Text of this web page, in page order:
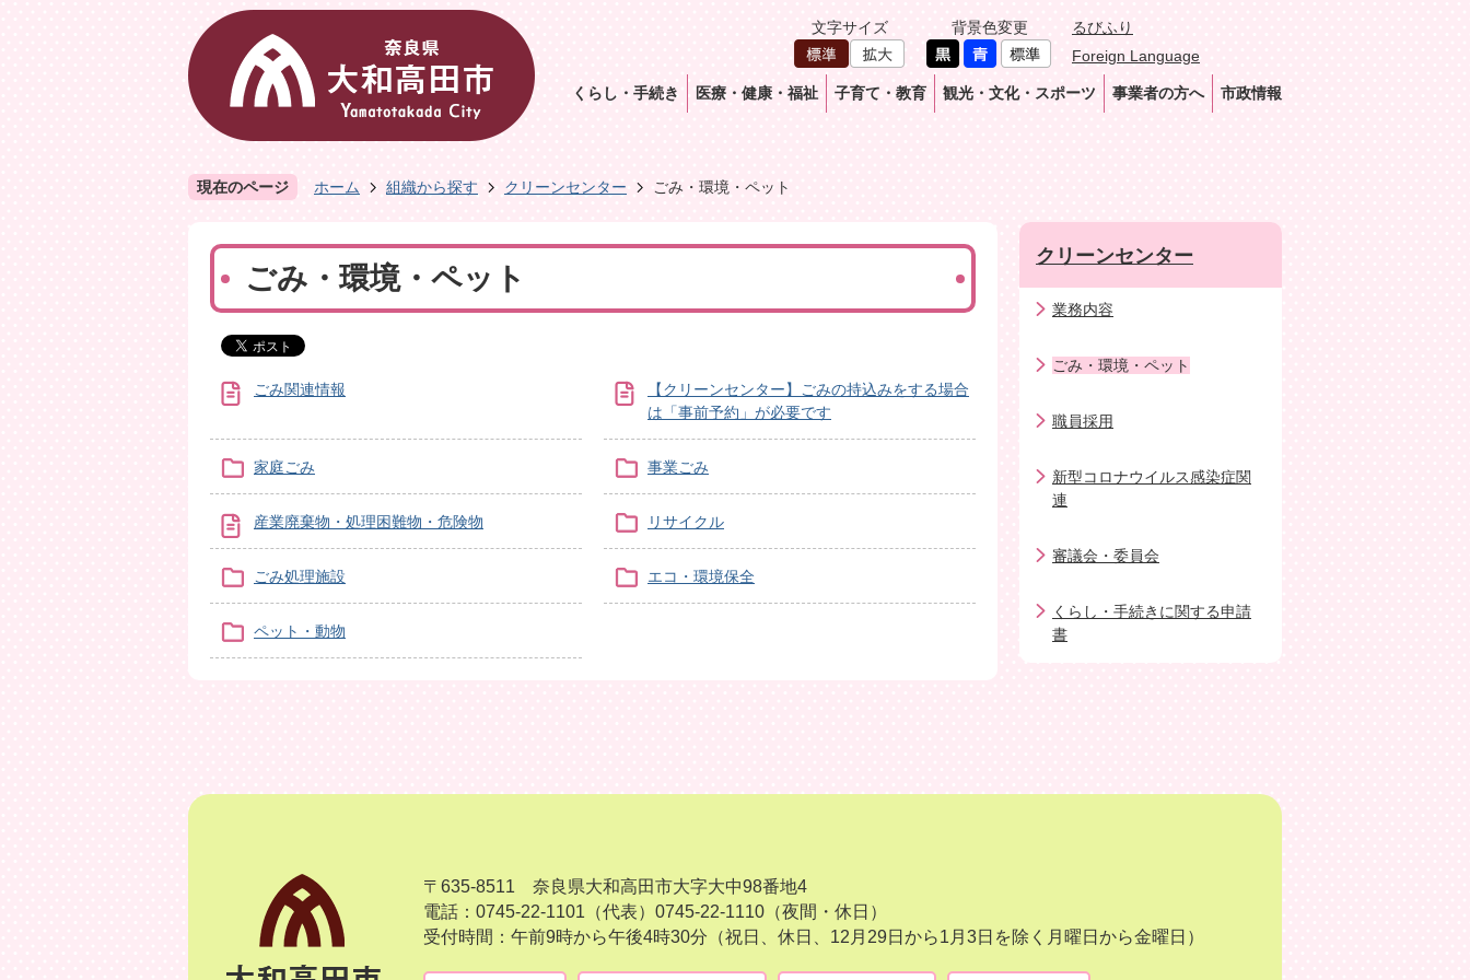
文字サイズ 背景色変更
るびふり
Foreign Language
くらし・手続き 医療・健康・福祉 子育て・教育 観光・文化・スポーツ 事業者の方へ 市政情報
現在のページ ホーム 組織から探す クリーンセンター ごみ・環境・ペット
ごみ・環境・ペット
ごみ関連情報
【クリーンセンター】ごみの持込みをする場合
は「事前予約」が必要です
家庭ごみ 事業ごみ
産業廃棄物・処理困難物・危険物 リサイクル
ごみ処理施設 エコ・環境保全
ペット・動物
クリーンセンター
業務内容
ごみ・環境・ペット
職員採用
新型コロナウイルス感染症関
連
審議会・委員会
くらし・手続きに関する申請
書
〒635-8511 奈良県大和高田市大字大中98番地4
電話：0745-22-1101（代表） 0745-22-1110（夜間・休日）
受付時間：午前9時から午後4時30分（祝日、休日、12月29日から1月3日を除く月曜日から金曜日）